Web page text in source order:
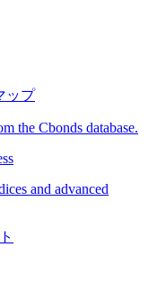
ップ
the Cbonds database.
and advanced